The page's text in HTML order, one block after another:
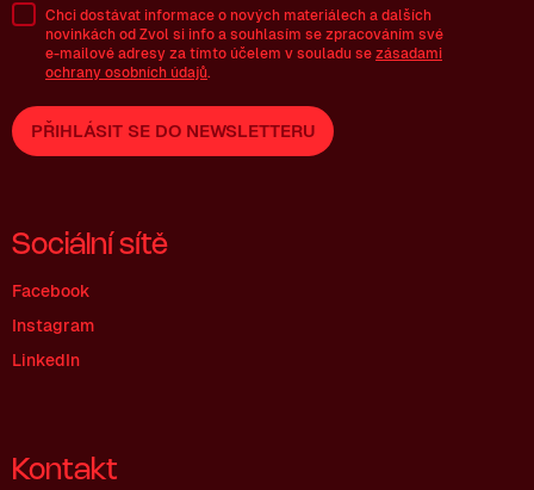
Chci dostávat informace o nových materiálech a dalších
novinkách od Zvol si info a souhlasím se zpracováním své
e-mailové adresy za tímto účelem v souladu se zásadami
ochrany osobních údajů.
PŘIHLÁSIT SE DO NEWSLETTERU
Sociální sítě
Facebook
Instagram
LinkedIn
Kontakt